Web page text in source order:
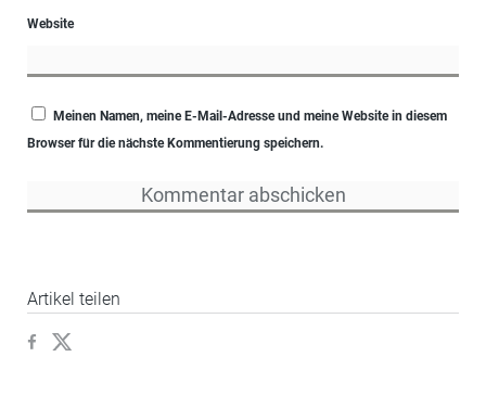
Website
Meinen Namen, meine E-Mail-Adresse und meine Website in diesem
Browser für die nächste Kommentierung speichern.
Artikel teilen